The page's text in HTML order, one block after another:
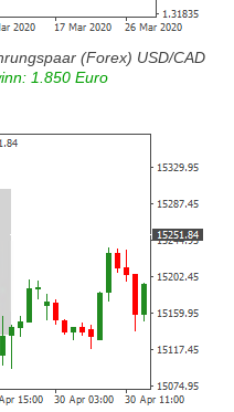
(Forex) USD/CAD
1.850 Euro